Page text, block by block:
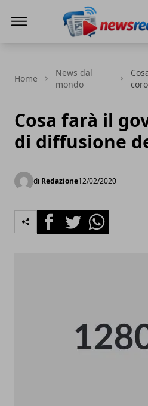
Home
News dal
mondo
Cosa farà il
di diffusione
di Redazione12/02/2020
FacebookTwitterWhatsapp